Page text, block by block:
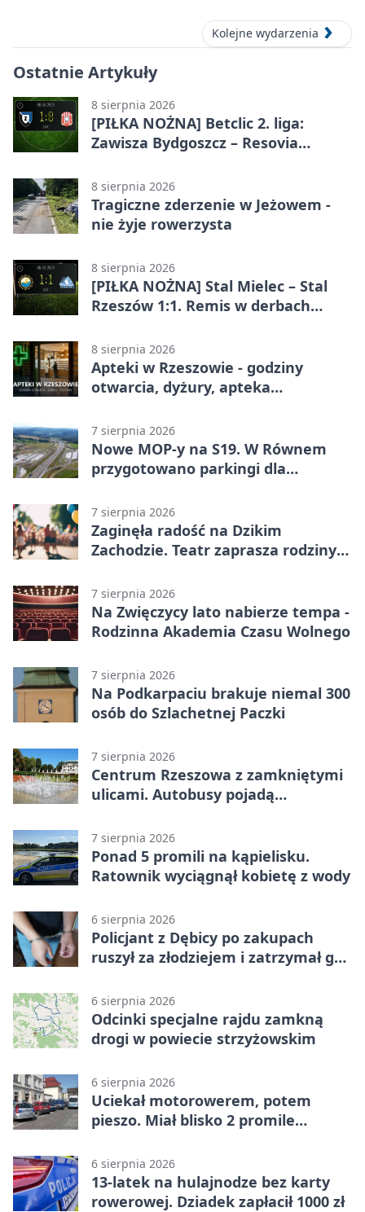
Kolejne wydarzenia
Ostatnie Artykuły
8 sierpnia 2026
[PIŁKA NOŻNA] Betclic 2. liga:
Zawisza Bydgoszcz – Resovia
pierwszym zwycięstwem
8 sierpnia 2026
Tragiczne zderzenie w Jeżowem -
nie żyje rowerzysta
8 sierpnia 2026
[PIŁKA NOŻNA] Stal Mielec – Stal
Rzeszów 1:1. Remis w derbach
8 sierpnia 2026
Apteki w Rzeszowie - godziny
otwarcia, dyżury, apteka
7 sierpnia 2026
Nowe MOP-y na S19. W Równem
przygotowano parkingi dla
7 sierpnia 2026
Zaginęła radość na Dzikim
Zachodzie. Teatr zaprasza rodziny
7 sierpnia 2026
Na Zwięczycy lato nabierze tempa -
Rodzinna Akademia Czasu Wolnego
7 sierpnia 2026
Na Podkarpaciu brakuje niemal 300
osób do Szlachetnej Paczki
7 sierpnia 2026
Centrum Rzeszowa z zamkniętymi
ulicami. Autobusy pojadą
7 sierpnia 2026
Ponad 5 promili na kąpielisku.
Ratownik wyciągnął kobietę z wody
6 sierpnia 2026
Policjant z Dębicy po zakupach
ruszył za złodziejem i zatrzymał go
6 sierpnia 2026
Odcinki specjalne rajdu zamkną
drogi w powiecie strzyżowskim
6 sierpnia 2026
Uciekał motorowerem, potem
pieszo. Miał blisko 2 promile
6 sierpnia 2026
13-latek na hulajnodze bez karty
rowerowej. Dziadek zapłacił 1000 zł